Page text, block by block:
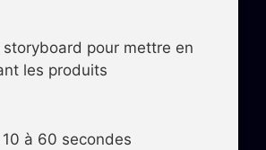
storyboard pour mettre en
les produits
10 à 60 secondes